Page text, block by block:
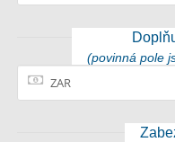
(povinná pole